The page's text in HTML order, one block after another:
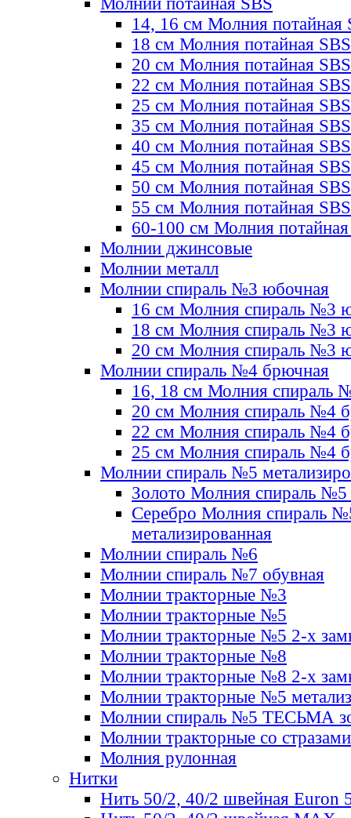
14, 16 см Молния потайная
18 см Молния потайная SBS
20 см Молния потайная SBS
22 см Молния потайная SBS
25 см Молния потайная SBS
35 см Молния потайная SBS
40 см Молния потайная SBS
45 см Молния потайная SBS
50 см Молния потайная SBS
55 см Молния потайная SBS
60-100 см Молния
Молнии джинсовые
Молнии металл
Молнии спираль №3 юбочная
16 см Молния спираль №3
18 см Молния спираль №3
20 см Молния спираль №3
Молнии спираль №4 брючная
16, 18 см Молния спираль
20 см Молния спираль №4
22 см Молния спираль №4
25 см Молния спираль №4
Молнии спираль №5
Золото Молния спираль №5
Серебро Молния спираль
метализированная
Молнии спираль №6
Молнии спираль №7 обувная
Молнии тракторные №3
Молнии тракторные №5
Молнии тракторные №5 2-х
Молнии тракторные №8
Молнии тракторные №8 2-х
Молнии тракторные №5
Молнии спираль №5 ТЕСЬМА
Молнии тракторные со стразами
Молния рулонная
Нитки
Нить 50/2, 40/2 швейная Euron